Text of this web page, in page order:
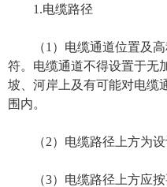
1.电缆路径
（1）电缆通道位置及高
符。电缆通道不得设置于无
坡、河岸上及有可能对电缆
围内。
（2）电缆路径上方为设
（3）电缆路径上方应按